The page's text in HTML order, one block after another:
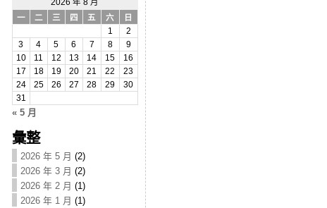
2026 年 8 月
一
二 三 四 五 六
日
1
2
3
4 5 6 7 8
9
10
11 12 13 14 15
16
17
18 19 20 21 22
23
24
25 26 27 28 29
30
31
« 5 月
彙整
2026 年 5 月 (2)
2026 年 3 月 (2)
2026 年 2 月 (1)
2026 年 1 月 (1)